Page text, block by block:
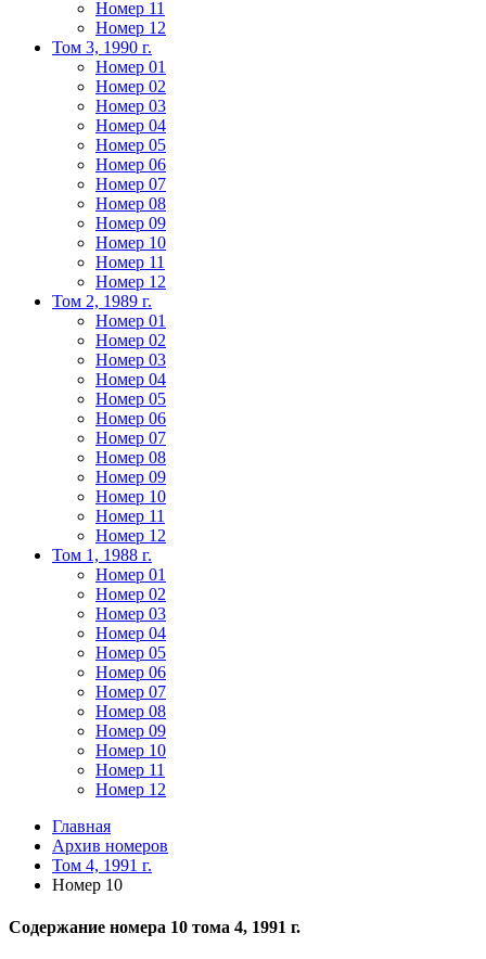
Номер 11
Номер 12
Том 3, 1990 г.
Номер 01
Номер 02
Номер 03
Номер 04
Номер 05
Номер 06
Номер 07
Номер 08
Номер 09
Номер 10
Номер 11
Номер 12
Том 2, 1989 г.
Номер 01
Номер 02
Номер 03
Номер 04
Номер 05
Номер 06
Номер 07
Номер 08
Номер 09
Номер 10
Номер 11
Номер 12
Том 1, 1988 г.
Номер 01
Номер 02
Номер 03
Номер 04
Номер 05
Номер 06
Номер 07
Номер 08
Номер 09
Номер 10
Номер 11
Номер 12
Главная
Архив номеров
Том 4, 1991 г.
Номер 10
Содержание номера 10 тома 4, 1991 г.